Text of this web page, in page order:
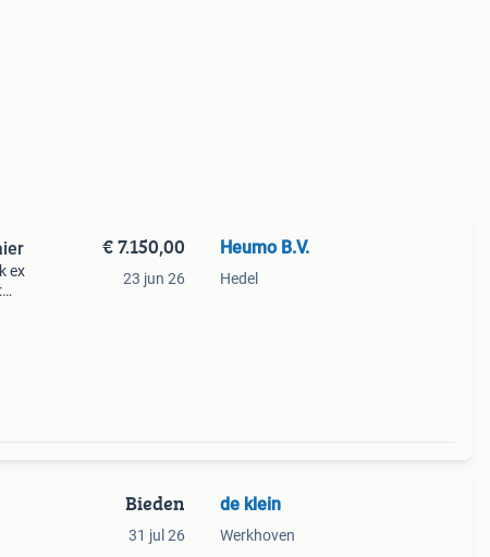
ex
€ 7.150,00
23 jun 26
Heumo B.V.
Hedel
Bieden
31 jul 26
de klein
Werkhoven